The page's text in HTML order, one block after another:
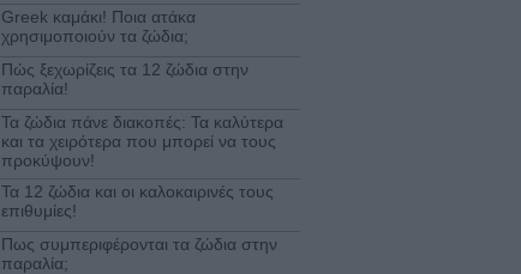
Greek καμάκι! Ποια ατάκα
χρησιμοποιούν τα ζώδια;
Πώς ξεχωρίζεις τα 12 ζώδια στην
παραλία!
Τα ζώδια πάνε διακοπές: Τα καλύτερα
και τα χειρότερα που μπορεί να τους
προκύψουν!
Τα 12 ζώδια και οι καλοκαιρινές τους
επιθυμίες!
Πως συμπεριφέρονται τα ζώδια στην
παραλία;